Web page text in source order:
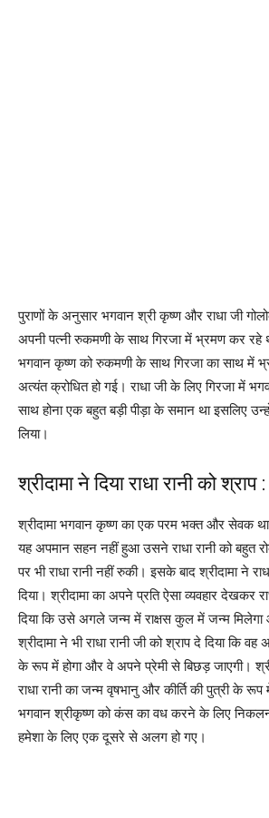
पुराणों के अनुसार भगवान श्री कृष्ण और राधा जी
अपनी पत्नी रुकमणी के साथ गिरजा में भ्रमण कर रहे
भगवान कृष्ण को रुकमणी के साथ गिरजा का साथ में
अत्यंत क्रोधित हो गई। राधा जी के लिए गिरजा में
साथ होना एक बहुत बड़ी पीड़ा के समान था इसलिए
लिया।
श्रीदामा ने दिया राधा रानी को श्राप :
श्रीदामा भगवान कृष्ण का एक परम भक्त और सेवक
यह अपमान सहन नहीं हुआ उसने राधा रानी को बहुत
पर भी राधा रानी नहीं रुकी। इसके बाद श्रीदामा ने
दिया। श्रीदामा का अपने प्रति ऐसा व्यवहार देखकर
दिया कि उसे अगले जन्म में राक्षस कुल में जन्म
श्रीदामा ने भी राधा रानी जी को श्राप दे दिया कि
के रूप में होगा और वे अपने प्रेमी से बिछड़ जाएगी।
राधा रानी का जन्म वृषभानु और कीर्ति की पुत्री के
भगवान श्रीकृष्ण को कंस का वध करने के लिए
हमेशा के लिए एक दूसरे से अलग हो गए।